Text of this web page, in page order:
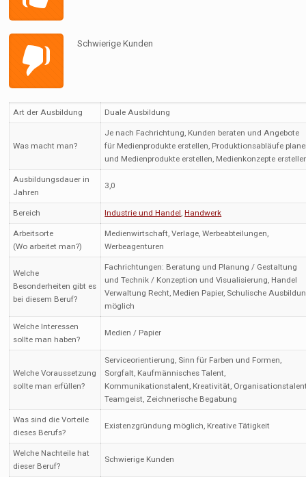
Schwierige Kunden
Art der Ausbildung Duale Ausbildung
Was macht man?
Je nach Fachrichtung, Kunden beraten und Angebote
für Medienprodukte erstellen, Produktionsabläufe
und Medienprodukte erstellen, Medienkonzepte
Ausbildungsdauer in
Jahren
3,0
Bereich Industrie und Handel,Handwerk
Arbeitsorte
(Wo arbeitet man?)
Medienwirtschaft, Verlage, Werbeabteilungen,
Werbeagenturen
Welche
Besonderheiten gibt es
bei diesem Beruf?
Fachrichtungen: Beratung und Planung / Gestaltung
und Technik / Konzeption und Visualisierung, Handel
Verwaltung Recht, Medien Papier, Schulische
möglich
Welche Interessen
sollte man haben?
Medien / Papier
Welche Voraussetzung
sollte man erfüllen?
Serviceorientierung, Sinn für Farben und Formen,
Sorgfalt, Kaufmännisches Talent,
Kommunikationstalent, Kreativität,
Teamgeist, Zeichnerische Begabung
Was sind die Vorteile
dieses Berufs?
Existenzgründung möglich, Kreative Tätigkeit
Welche Nachteile hat
dieser Beruf?
Schwierige Kunden